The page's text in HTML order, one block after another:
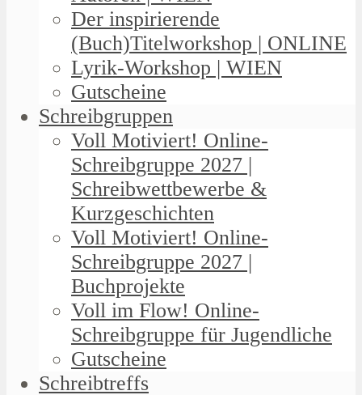
Der inspirierende
(Buch)Titelworkshop | ONLINE
Lyrik-Workshop | WIEN
Gutscheine
Schreibgruppen
Voll Motiviert! Online-
Schreibgruppe 2027 |
Schreibwettbewerbe &
Kurzgeschichten
Voll Motiviert! Online-
Schreibgruppe 2027 |
Buchprojekte
Voll im Flow! Online-
Schreibgruppe für Jugendliche
Gutscheine
Schreibtreffs